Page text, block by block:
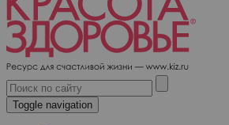
Toggle navigation